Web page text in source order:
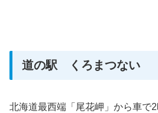
道の駅 くろまつない
北海道最西端「尾花岬」から車で2